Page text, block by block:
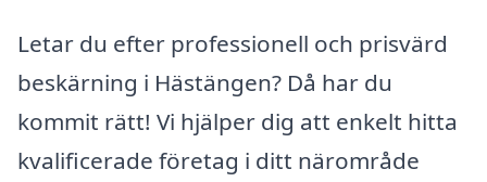
Letar du efter professionell och prisvärd
beskärning i Hästängen? Då har du
kommit rätt! Vi hjälper dig att enkelt hitta
kvalificerade företag i ditt närområde